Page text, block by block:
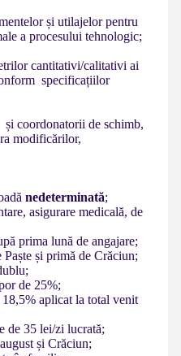
și utilajelor pentru
a procesului tehnologic;
cantitativi/calitativi ai
specificațiilor
coordonatorii de schimb,
modificărilor,
nedeterminată;
asigurare medicală, de
prima lună de angajare;
Paște și primă de Crăciun;
de 25%;
18,5% aplicat la total venit
de 35 lei/zi lucrată;
și Crăciun;